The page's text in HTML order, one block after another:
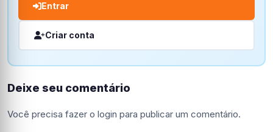
Entrar
Criar conta
Deixe seu comentário
Você precisa fazer o login para publicar um comentário.